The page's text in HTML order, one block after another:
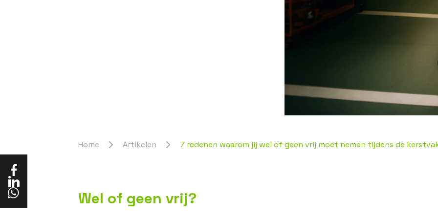
Home Artikelen 7 redenen waarom jij wel of geen vrij moet nemen tijdens de
Wel of geen vrij?